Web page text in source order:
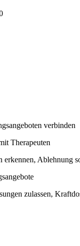
verbinden
Therapeuten
erkennen, Ablehnung
zulassen,